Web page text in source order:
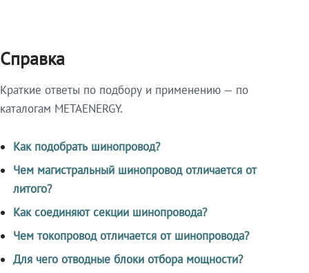
Справка
Краткие ответы по подбору и применению — по
каталогам METAENERGY.
Как подобрать шинопровод?
Чем магистральный шинопровод отличается от
литого?
Как соединяют секции шинопровода?
Чем токопровод отличается от шинопровода?
Для чего отводные блоки отбора мощности?